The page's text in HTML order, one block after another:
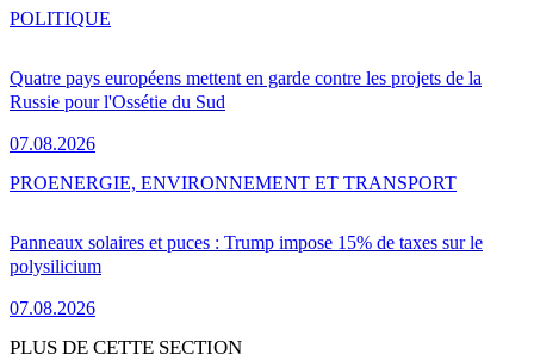
Quatre pays européens mettent en garde contre les projets de la
Russie pour l'Ossétie du Sud
07.08.2026
POLITIQUE
Panneaux solaires et puces : Trump impose 15% de taxes sur le
polysilicium
07.08.2026
PROENERGIE, ENVIRONNEMENT ET TRANSPORT
PLUS DE CETTE SECTION